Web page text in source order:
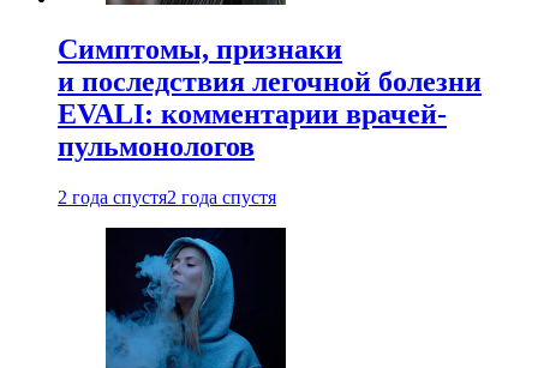
Симптомы, признаки
и последствия легочной болезни
EVALI: комментарии врачей-
пульмонологов
2 года спустя2 года спустя